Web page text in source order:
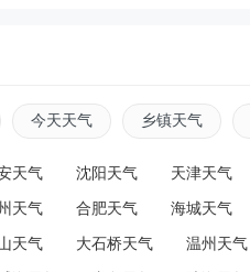
今天天气 乡镇天气
天气 沈阳天气 天津天气
天气 合肥天气 海城天气
天气 大石桥天气 温州天气